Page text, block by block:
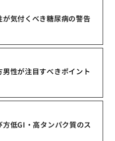
気付くべき糖尿病の警告
性が注目すべきポイント
低GI・高タンパク質のス